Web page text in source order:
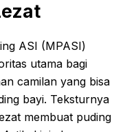
ASI (MPASI)
utama bagi
camilan yang bisa
bayi. Teksturnya
membuat puding